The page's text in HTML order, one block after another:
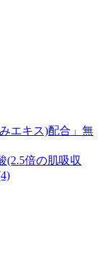
エキス)配合」無
(2.5倍の肌吸収